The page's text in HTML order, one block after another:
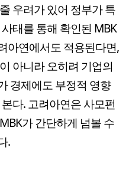
우려가 있어 정부가 특
태를 통해 확인된 MBK
아연에서도 적용된다면,
아니라 오히려 기업의
경제에도 부정적 영향
다. 고려아연은 사모펀
가 간단하게 넘볼 수
.